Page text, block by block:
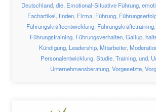
Deutschland, die, Emotional-Situative Führung,
Fachartikel finden Firma Führung
Führungskräfteentwicklung Führungskräftetraining
Führungstraining, Führungsverhalten, Gallup,
Kündigung Leadership Mitarbeiter,
Personalentwicklung Studie Training und
Unternehmensberatung Vorgesetzte